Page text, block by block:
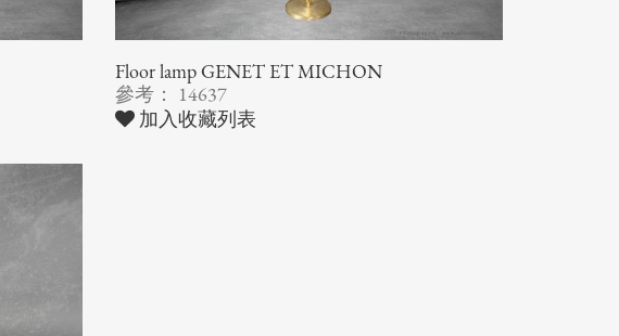
Floor lamp GENET ET MICHON
參考： 14637
加入收藏列表